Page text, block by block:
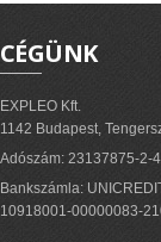
CÉGÜNK
EXPLEO Kft.
1142 Budapest,
Adószám: 23137875-2-
Bankszámla:
10918001-00000083-